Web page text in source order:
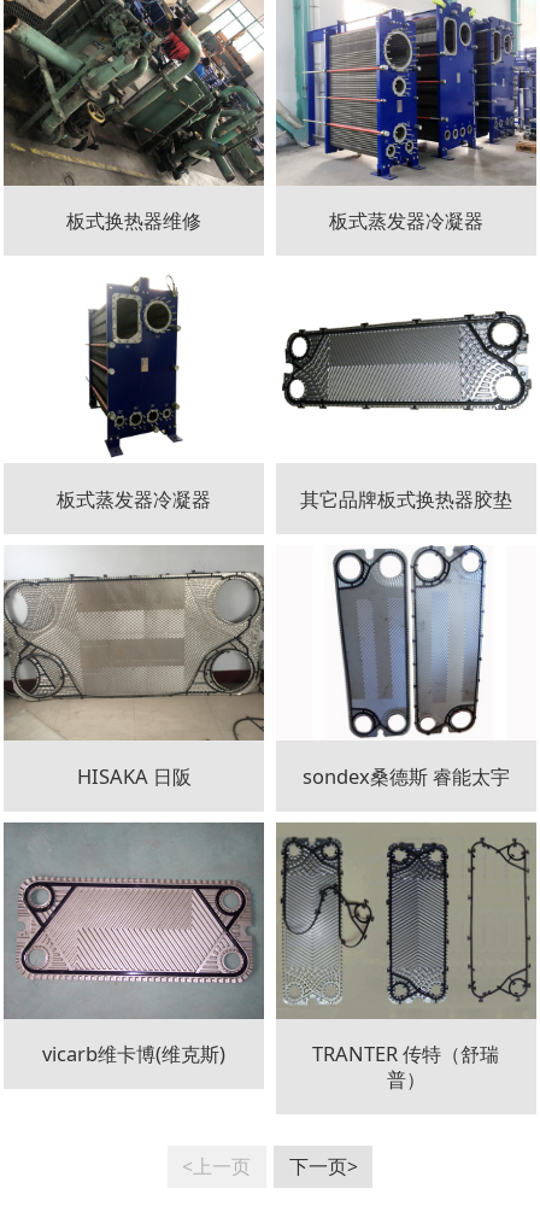
板式换热器维修 板式蒸发器冷凝器
板式蒸发器冷凝器 其它品牌板式换热器胶垫
HISAKA 日阪 sondex桑德斯 睿能太宇
vicarb维卡博(维克斯)
TRANTER 传特（舒瑞
普）
<上一页 下一页>